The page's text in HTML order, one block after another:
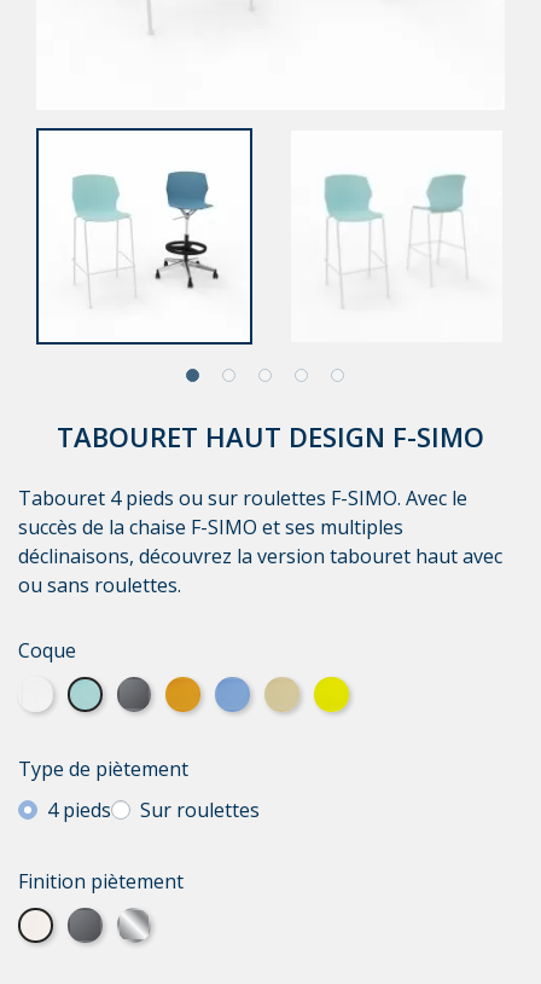
TABOURET HAUT DESIGN F-SIMO
Tabouret 4 pieds ou sur roulettes F-SIMO. Avec le
succès de la chaise F-SIMO et ses multiples
déclinaisons, découvrez la version tabouret haut avec
ou sans roulettes.
Coque
BlancheBleu clairGraphiteOrangeBleu foncé
MarronJaune
Type de piètement
4 pieds
Sur roulettes
Finition piètement
BlancGraphiteChromé